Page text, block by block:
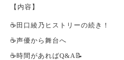
【内容】
☕️田口綾乃ヒストリーの続き！
☕️声優から舞台へ
☕️時間があればQ&A 📝